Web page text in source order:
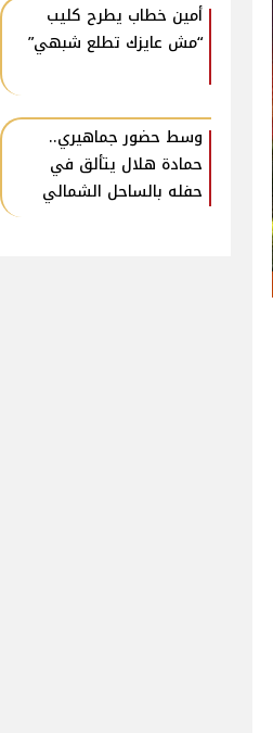
أمين خطاب يطرح كليب
“مش عايزك تطلع شبهي”
وسط حضور جماهيري..
حمادة هلال يتألق في
حفله بالساحل الشمالي